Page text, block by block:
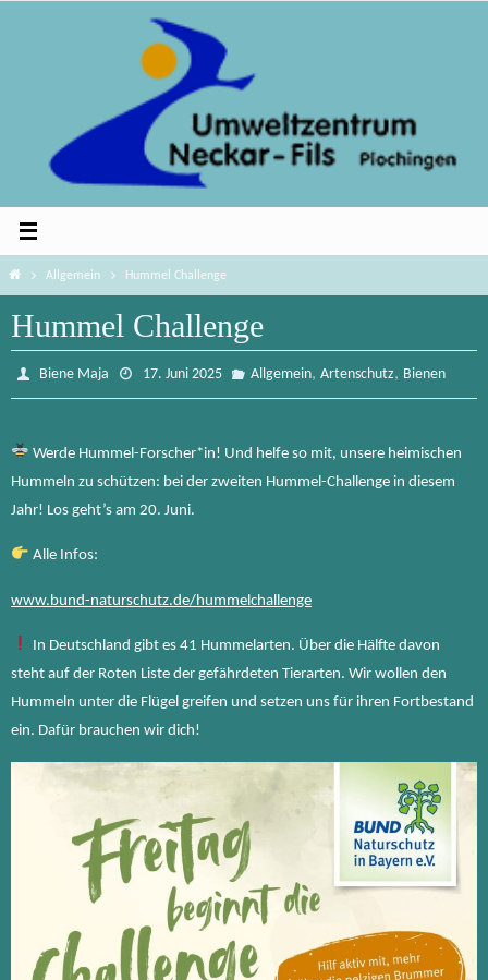
HomeAllgemein Hummel Challenge
Hummel Challenge
Biene Maja 17. Juni 2025 Allgemein, Artenschutz, Bienen
Werde Hummel-Forscher*in! Und helfe so mit, unsere heimischen
Hummeln zu schützen: bei der zweiten Hummel-Challenge in diesem
Jahr! Los geht’s am 20. Juni.
Alle Infos:
www.bund-naturschutz.de/hummelchallenge
In Deutschland gibt es 41 Hummelarten. Über die Hälfte davon
steht auf der Roten Liste der gefährdeten Tierarten. Wir wollen den
Hummeln unter die Flügel greifen und setzen uns für ihren Fortbestand
ein. Dafür brauchen wir dich!